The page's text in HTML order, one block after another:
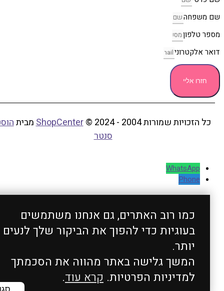
כמו רוב האתרים, גם אנחנו משתמשים
בעוגיות כדי להפוך את הביקור שלך לנעים
יותר.
המשך גלישה באתר מהווה את הסכמתך
למדיניות הפרטיות.קרא עוד.
סגור X
משפחה
טלפון
אלקטרוני
חזרו אליי
הזכויות שמורות 2004 - 2024 © ShopCenterמביתהוסט
סנטר
WhatsApp
Phone